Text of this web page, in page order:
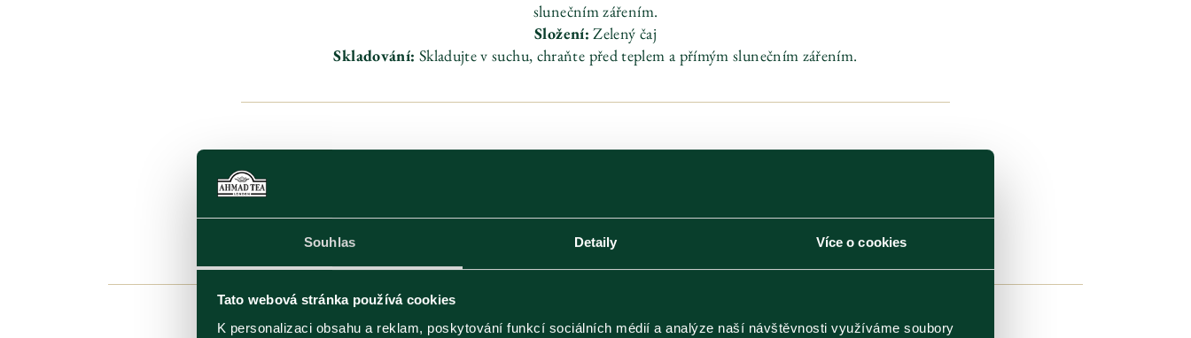
Souhlas Detaily Více o cookies
Tato webová stránka používá cookies
K personalizaci obsahu a reklam, poskytování funkcí sociálních médií a analýze naší návštěvnosti využíváme soubory
slunečním zářením.
Složení: Zelený čaj
Skladování: Skladujte v suchu, chraňte před teplem a přímým slunečním zářením.
Rozměry (Š×V×H)
64 x 149 x 41
Kategorie